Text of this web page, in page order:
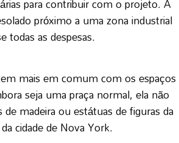
próximo a uma zona industrial
todas as despesas.
mais em comum com os espaços
seja uma praça normal, ela não
madeira ou estátuas de figuras da
cidade de Nova York.